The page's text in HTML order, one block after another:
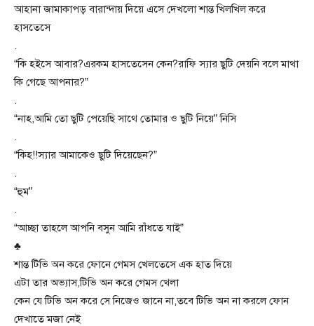
আহানা জামাকাপড় বারান্দায় দিয়ে এসে দেখলো শান্ত খিলখিল করে
হাসতেসে
.
“কি হইসে আবার?এরকম হাসতেসেন কেন?রাফি স্যার ছুটি দেয়নি বলে মাথা
কি গেছে আপনার?”
.
“নাহ,আমি তো ছুটি পেয়েছি সাথে তোমার ও ছুটি নিয়ে” নিসি
.
“কিহ!!স্যার আমাকেও ছুটি দিয়েছেন?”
.
“হুম”
.
“আচ্ছা তাহলে আপনি বসুন আমি রাঁধতে যাই”
♣
শান্ত টিভি অন করে ফোনে গেমস খেলতেসে এক হাত দিয়ে
এটা তার অভ্যাস,টিভি অন করে গেমস খেলা
কেন যে টিভি অন করে সে নিজেও জানে না,তবে টিভি অন না করলে ফোন
দেখাতে মজা নেই